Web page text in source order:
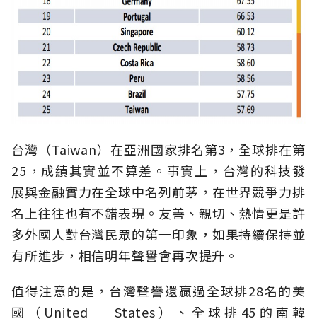
台灣（Taiwan）在亞洲國家排名第3，全球排在第
25，成績其實並不算差。事實上，台灣的科技發
展與金融實力在全球中名列前茅，在世界競爭力排
名上往往也有不錯表現。友善、親切、熱情更是許
多外國人對台灣民眾的第一印象，如果持續保持並
有所進步，相信明年聲譽會再次提升。
值得注意的是，台灣聲譽還贏過全球排28名的美
國（United States）、全球排45的南韓